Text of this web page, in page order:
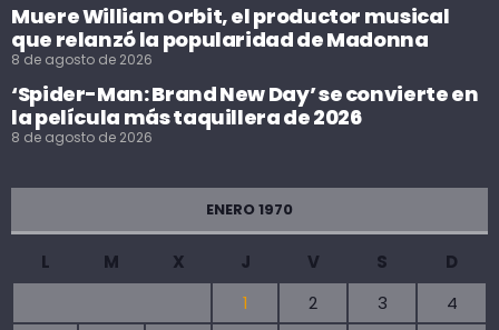
Muere William Orbit, el productor musical
que relanzó la popularidad de Madonna
8 de agosto de 2026
‘Spider-Man: Brand New Day’ se convierte en
la película más taquillera de 2026
8 de agosto de 2026
ENERO 1970
L M X J V S
D
1
2 3
4